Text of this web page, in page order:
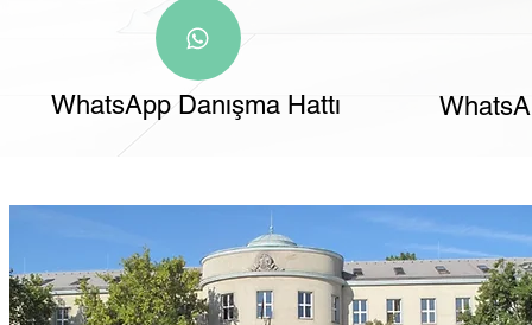
WhatsApp Danışma Hattı